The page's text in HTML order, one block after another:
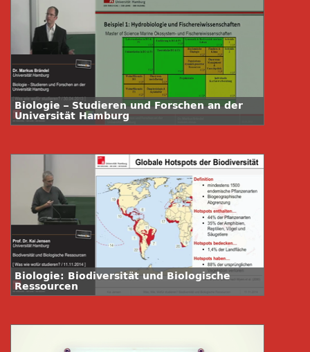
Biologie – Studieren und Forschen an der
Universität Hamburg
Biologie: Biodiversität und Biologische
Ressourcen